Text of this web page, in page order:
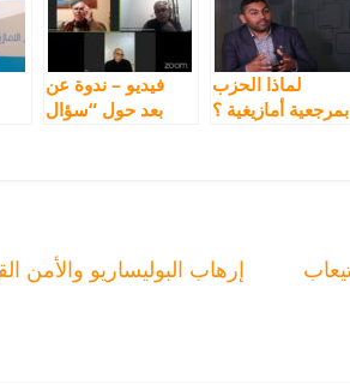
لماذا الحزب
بمرجعية أمازيغية ؟
فيديو – ندوة عن
بعد حول “سؤال
إرهاب البوليساريو والأمن